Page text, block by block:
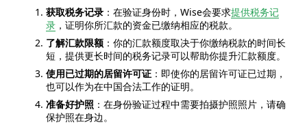
获取税务记录：在验证身份时，Wise会要求提供税务记
录，证明你所汇款的资金已缴纳相应的税款。
了解汇款限额：你的汇款额度取决于你缴纳税款的时间长
短，提供更长时间的税务记录可以帮助你提升汇款额度。
使用已过期的居留许可证：即使你的居留许可证已过期，
也可以作为在中国合法工作的证明。
准备好护照 ：在身份验证过程中需要拍摄护照照片，请确
保护照在身边。